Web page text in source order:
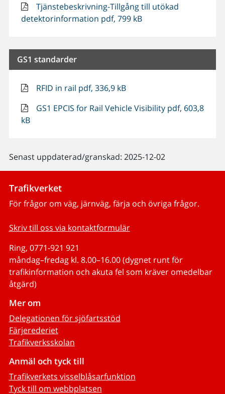
Tjänstebeskrivning-Tillgång till utökad
detektorinformation pdf, 799 kB
GS1 standarder
RFID in rail pdf, 336,9 kB
GS1 EPCIS for Rail Vehicle Visibility pdf, 603,8
kB
Senast uppdaterad/granskad: 2025-12-02
Trafikverket
För frågor om väg, järnväg, färja och övriga frågor.
Skriv till oss via kontaktformulär
Ring, 0771-921 921
måndag–fredag kl. 8.00–16.00 (dygnet runt för
trafikinformation och akuta fel som kräver omedelbar
åtgärd)
Mer om
Delegationen för sjöfartsstöd
Färjerederiet
Trafikverksskolan
Anmäl och tyck till
Trafikverkets visselblåsarfunktion
Tyck till om webbplatsen